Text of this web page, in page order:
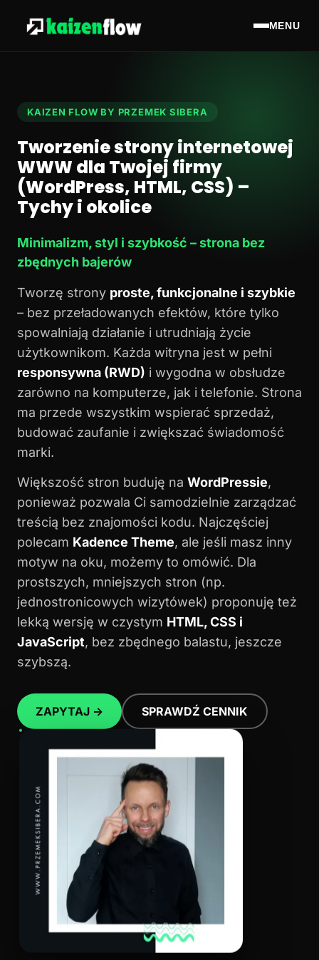
MENU
KAIZEN FLOW BY PRZEMEK SIBERA
Tworzenie strony internetowej
WWW dla Twojej firmy
(WordPress, HTML, CSS) –
Tychy i okolice
Minimalizm, styl i szybkość – strona bez
zbędnych bajerów
Tworzę strony proste, funkcjonalne i szybkie
– bez przeładowanych efektów, które tylko
spowalniają działanie i utrudniają życie
użytkownikom. Każda witryna jest w pełni
responsywna (RWD) i wygodna w obsłudze
zarówno na komputerze, jak i telefonie. Strona
ma przede wszystkim wspierać sprzedaż,
budować zaufanie i zwiększać świadomość
marki.
Większość stron buduję na WordPressie,
ponieważ pozwala Ci samodzielnie zarządzać
treścią bez znajomości kodu. Najczęściej
polecam Kadence Theme, ale jeśli masz inny
motyw na oku, możemy to omówić. Dla
prostszych, mniejszych stron (np.
jednostronicowych wizytówek) proponuję też
lekką wersję w czystym HTML, CSS i
JavaScript, bez zbędnego balastu, jeszcze
szybszą.
ZAPYTAJ → SPRAWDŹ CENNIK